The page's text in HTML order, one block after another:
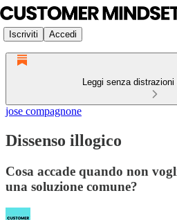
Iscriviti Accedi
Leggi senza
jose compagnone
Dissenso illogico
Cosa accade quando non
una soluzione comune?